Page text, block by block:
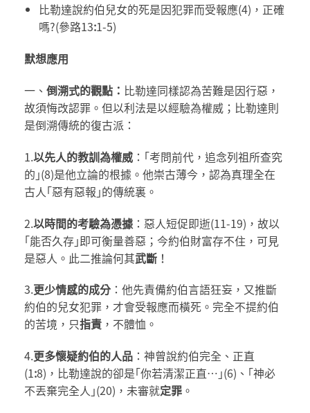
比勒達說約伯兒女的死是因犯罪而受報應(4)，正確
嗎?(參路13:1-5)
默想應用
一、 倒溯式的觀點： 比勒達同樣認為苦難是因行惡，
故須悔改認罪。但以利法是以經驗為權威；比勒達則
是倒溯傳統的復古派：
1.以先人的教訓為權威 ：｢考問前代，追念列祖所查究
的｣(8)是他立論的根據。他崇古薄今，認為真理全在
古人｢惡有惡報｣的傳統裏。
2.以時間的考驗為憑據 ：惡人短促即逝(11-19)，故以
｢能否久存｣即可衡量善惡；今約伯財富存不住，可見
是惡人。此二推論何其武斷 ！
3.更少情感的成分 ：他先責備約伯言語狂妄，又推斷
約伯的兒女犯罪，才會受報應而橫死。完全不提約伯
的苦境，只指責 ，不體恤。
4.更多懷疑約伯的人品 ：神曾說約伯完全、正直
(1:8)，比勒達說的卻是｢你若清潔正直…｣(6)、｢神必
不丟棄完全人｣(20)，未審就定罪 。